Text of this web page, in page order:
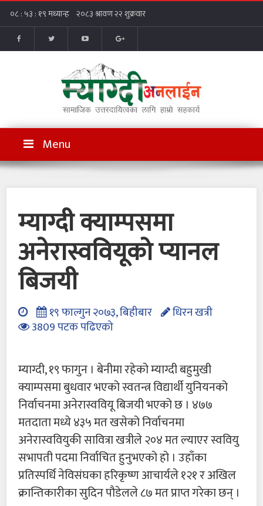
Menu
म्याग्दी क्याम्पसमा
अनेरास्ववियूको प्यानल
बिजयी
१९ फाल्गुन २०७३, बिहीबार
धिरन खत्री
3809 पटक पढिएको
म्याग्दी, १९ फागुन । बेनीमा रहेको म्याग्दी बहुमुखी
क्याम्पसमा बुधवार भएको स्वतन्त्र विद्यार्थी युनियनको
निर्वाचनमा अनेरास्ववियू बिजयी भएको छ । ४७७
मतदाता मध्ये ४३५ मत खसेको निर्वाचनमा
अनेरास्ववियुकी सावित्रा खत्रीले २०४ मत ल्याएर स्ववियु
सभापती पदमा निर्वाचित हुनुभएको हो । उहाँका
प्रतिस्पर्धि नेविसंघका हरिकृष्ण आचार्यले १२१ र अखिल
क्रान्तिकारीका सुदिन पौडेलले ८७ मत प्राप्त गरेका छन् ।